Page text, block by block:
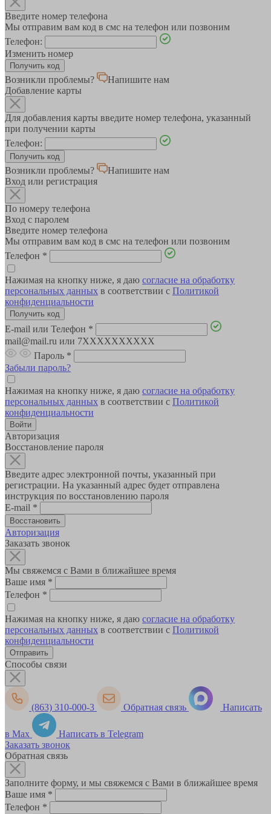
Введите номер телефона
Мы отправим вам код в смс на телефон или позвоним
Телефон:
Изменить номер
Возникли проблемы?
Напишите нам
Добавление карты
Для добавления карты введите номер телефона, указанный
при получении карты
Телефон:
Возникли проблемы?
Напишите нам
Вход или регистрация
По номеру телефона
Вход с паролем
Введите номер телефона
Мы отправим вам код в смс на телефон или позвоним
Телефон *
Нажимая на кнопку ниже, я даю согласие на обработку
персональных данных в соответствии с Политикой
конфиденциальности
E-mail или Телефон *
mail@mail.ru или 7XXXXXXXXXX
Пароль *
Забыли пароль?
Нажимая на кнопку ниже, я даю согласие на обработку
персональных данных в соответствии с Политикой
конфиденциальности
Авторизация
Восстановление пароля
Введите адрес электронной почты, указанный при
регистрации. На указанный адрес будет отправлена
инструкция по восстановлению пароля
E-mail *
Авторизация
Заказать звонок
Мы свяжемся с Вами в ближайшее время
Ваше имя *
Телефон *
Нажимая на кнопку ниже, я даю согласие на обработку
персональных данных в соответствии с Политикой
конфиденциальности
Способы связи
(863) 310-000-3 Обратная связь Написать
в Max
Написать в Telegram
Заказать звонок
Обратная связь
Заполните форму, и мы свяжемся с Вами в ближайшее время
Ваше имя *
Телефон *